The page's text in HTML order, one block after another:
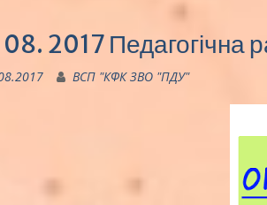
2017 Педагогічна
ВСП "КФК ЗВО "ПДУ"